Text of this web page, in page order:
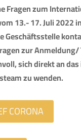
Fragen zum
13.- 17. Juli 2022
Geschäftsstelle
zur
sich direkt an
zu wenden.
CORONA